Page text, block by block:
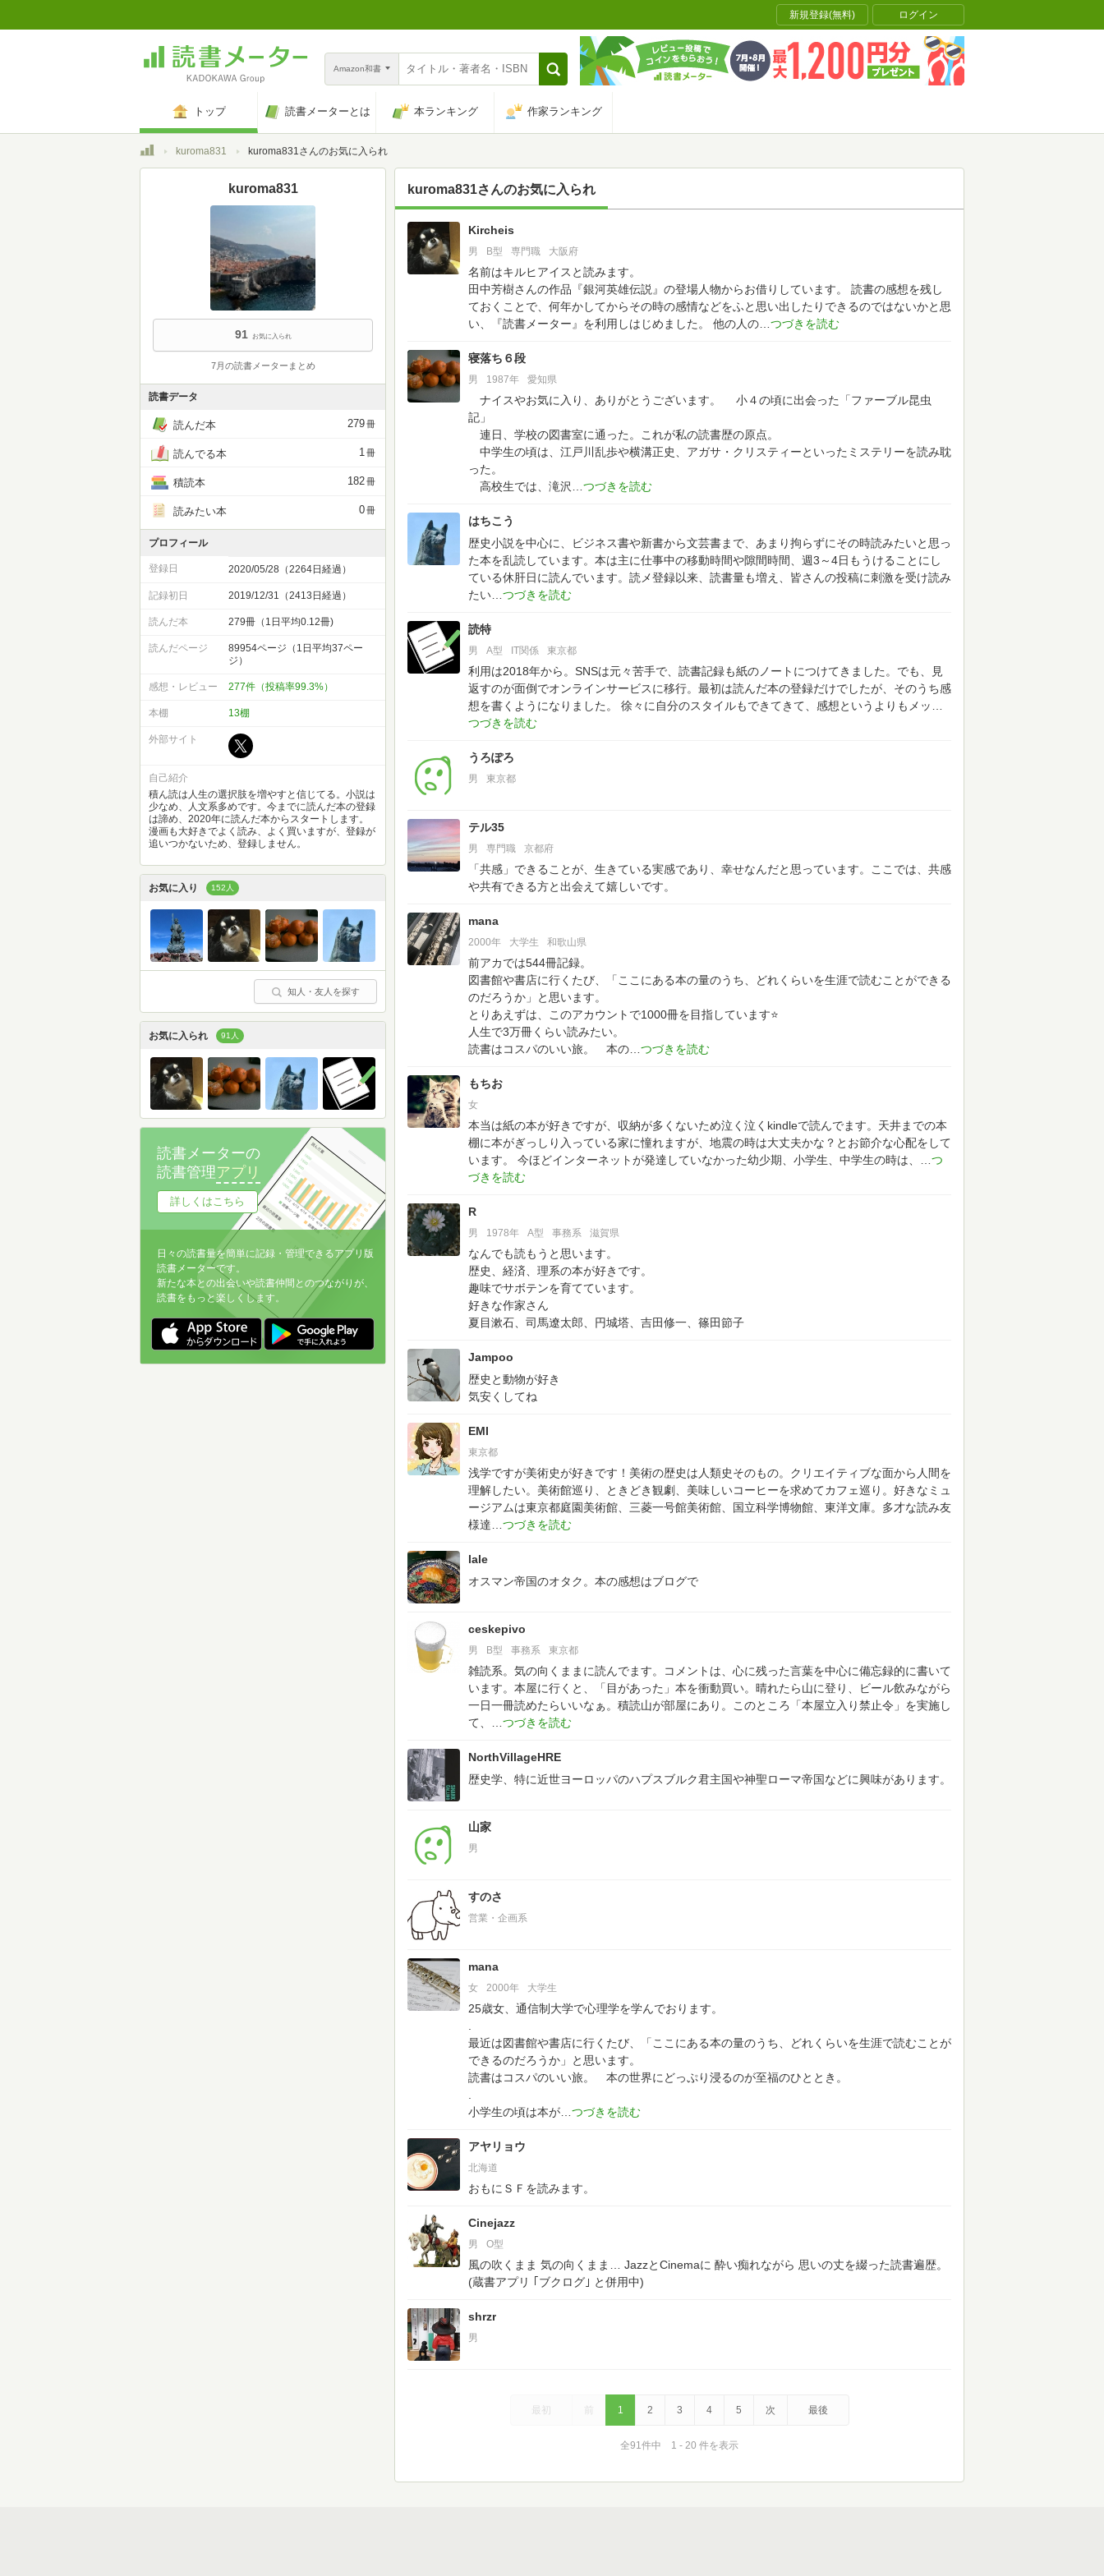
新規登録(無料) ログイン
Amazon和書
トップ 読書メーターとは 本ランキング 作家ランキング
トップkuroma831 kuroma831さんのお気に入られ
kuroma831さんのお気に入られ
91 Kircheis
男 B型 専門職 大阪府
名前はキルヒアイスと読みます。
田中芳樹さんの作品『銀河英雄伝説』の登場人物からお借りしています。
読書の感想を残し
ておくことで、何年かしてからその時の感情などをふと思い出したりできるのではないかと思
い、『読書メーター』を利用しはじめました。
他の人の
寝落ち６段
男 1987年 愛知県
ナイスやお気に入り、ありがとうございます。
小４の頃に出会った「ファーブル昆虫
記」
連日、学校の図書室に通った。これが私の読書歴の原点。
中学生の頃は、江戸川乱歩や横溝正史、アガサ・クリスティーといったミステリーを読み耽
った。
高校生では、滝沢
はちこう
歴史小説を中心に、ビジネス書や新書から文芸書まで、あまり拘らずにその時読みたいと思っ
た本を乱読しています。本は主に仕事中の移動時間や隙間時間、週3～4日もうけることにし
ている休肝日に読んでいます。読メ登録以来、読書量も増え、皆さんの投稿に刺激を受け読み
たい
読特
男 A型 IT関係 東京都
利用は2018年から。SNSは元々苦手で、読書記録も紙のノートにつけてきました。でも、見
返すのが面倒でオンラインサービスに移行。最初は読んだ本の登録だけでしたが、そのうち感
想を書くようになりました。
徐々に自分のスタイルもできてきて、感想というよりもメッ
うろぽろ
男 東京都
テル35
男 専門職 京都府
「共感」できることが、生きている実感であり、幸せなんだと思っています。ここでは、共感
や共有できる方と出会えて嬉しいです。
mana
2000年 大学生 和歌山県
前アカでは544冊記録。
図書館や書店に行くたび、「ここにある本の量のうち、どれくらいを生涯で読むことができる
のだろうか」と思います。
とりあえずは、このアカウントで1000冊を目指しています⭐️
人生で3万冊くらい読みたい。
読書はコスパのいい旅。 本の
もちお
女
本当は紙の本が好きですが、収納が多くないため泣く泣くkindleで読んでます。天井までの本
棚に本がぎっしり入っている家に憧れますが、地震の時は大丈夫かな？とお節介な心配をして
います。
今ほどインターネットが発達していなかった幼少期、小学生、中学生の時は、
R
男 1978年 A型 事務系 滋賀県
なんでも読もうと思います。
歴史、経済、理系の本が好きです。
趣味でサボテンを育てています。
好きな作家さん
夏目漱石、司馬遼太郎、円城塔、吉田修一、篠田節子
Jampoo
歴史と動物が好き
気安くしてね
EMI
東京都
浅学ですが美術史が好きです！美術の歴史は人類史そのもの。クリエイティブな面から人間を
理解したい。美術館巡り、ときどき観劇、美味しいコーヒーを求めてカフェ巡り。好きなミュ
ージアムは東京都庭園美術館、三菱一号館美術館、国立科学博物館、東洋文庫。多才な読み友
様達
lale
オスマン帝国のオタク。本の感想はブログで
ceskepivo
男 B型 事務系 東京都
雑読系。気の向くままに読んでます。コメントは、心に残った言葉を中心に備忘録的に書いて
います。本屋に行くと、「目があった」本を衝動買い。晴れたら山に登り、ビール飲みながら
一日一冊読めたらいいなぁ。積読山が部屋にあり。このところ「本屋立入り禁止令」を実施し
て、
NorthVillageHRE
歴史学、特に近世ヨーロッパのハプスブルク君主国や神聖ローマ帝国などに興味があります。
山家
男
すのさ
営業・企画系
mana
女 2000年 大学生
25歳女、通信制大学で心理学を学んでおります。
最近は図書館や書店に行くたび、「ここにある本の量のうち、どれくらいを生涯で読むことが
できるのだろうか」と思います。
読書はコスパのいい旅。 本の世界にどっぷり浸るのが至福のひととき。
小学生の頃は本が
アヤリョウ
北海道
おもにＳＦを読みます。
Cinejazz
男 O型
風の吹くまま 気の向くまま… JazzとCinemaに 酔い痴れながら 思いの丈を綴った読書遍歴。
(蔵書アプリ ｢ブクログ｣ と併用中)
shrzr
男
最初 前 1 2 3 4 5 次 最後
全91件中 1 - 20 件を表示
kuroma831
91 お気に入られ
7月の読書メーターまとめ
読書データ
読んだ本 279冊
読んでる本 1冊
積読本 182冊
読みたい本 0冊
プロフィール
登録日 2020/05/28（2264日経過）
記録初日 2019/12/31（2413日経過）
読んだ本 279冊（1日平均0.12冊)
読んだページ
89954ページ（1日平均37ペー
ジ）
感想・レビュー 277件（投稿率99.3%）
本棚 13棚
外部サイト
自己紹介
積ん読は人生の選択肢を増やすと信じてる。小説は
少なめ、人文系多めです。今までに読んだ本の登録
は諦め、2020年に読んだ本からスタートします。
漫画も大好きでよく読み、よく買いますが、登録が
追いつかないため、登録しません。
お気に入り 152人
知人・友人を探す
お気に入られ 91人
読書メーターの
読書管理アプリ
詳しくはこちら
日々の読書量を簡単に記録・管理できるアプリ版
読書メーターです。
新たな本との出会いや読書仲間とのつながりが、
読書をもっと楽しくします。